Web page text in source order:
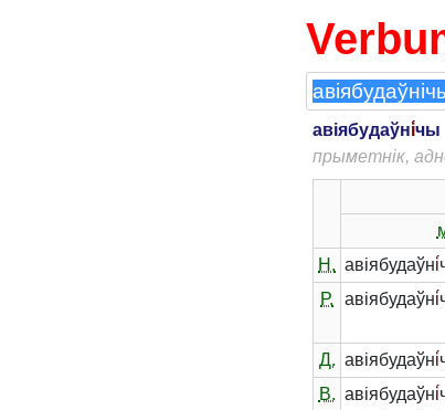
авіябудаўні́чы
прыметнік,
Н. авіябудаўні́
Р.
авіябудаўні́
Д. авіябудаўні́
В. авіябудаўні́